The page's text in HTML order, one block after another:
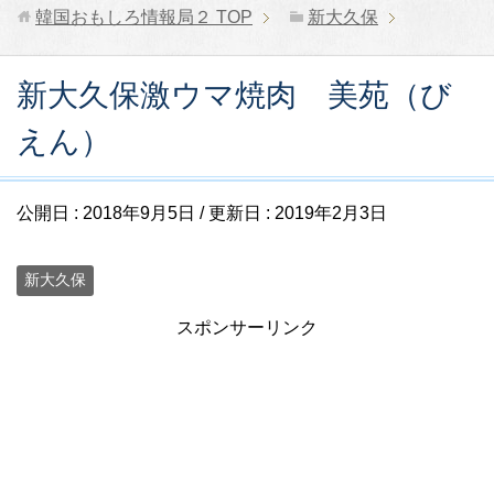
韓国おもしろ情報局２ TOP 新大久保
新大久保激ウマ焼肉 美苑（び
えん）
公開日 : 2018年9月5日 / 更新日 : 2019年2月3日
新大久保
スポンサーリンク